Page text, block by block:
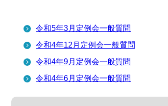
令和5年3月定例会一般質問
令和4年12月定例会一般質問
令和4年9月定例会一般質問
令和4年6月定例会一般質問